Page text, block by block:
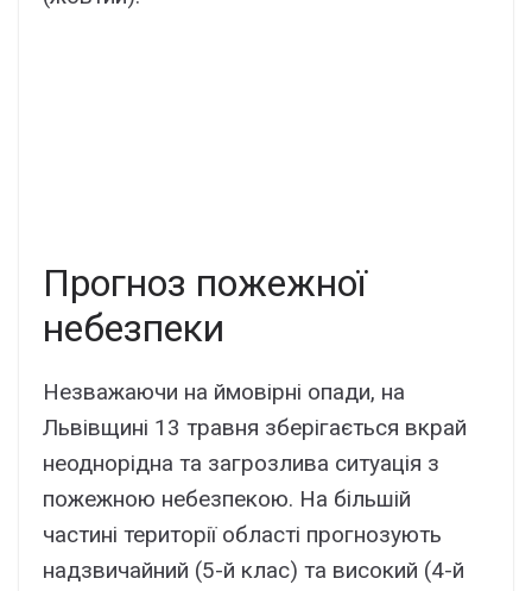
Прогноз пожежної
небезпеки
Незважаючи на ймовірні опади, на
Львівщині 13 травня зберігається вкрай
неоднорідна та загрозлива ситуація з
пожежною небезпекою. На більшій
частині території області прогнозують
надзвичайний (5-й клас) та високий (4-й